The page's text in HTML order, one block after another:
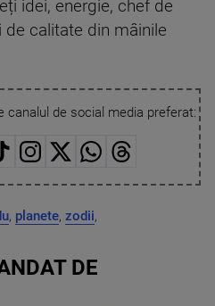
idei, energie, chef de
calitate din mâinile
canalul de social media preferat:
, planete, zodii,
DE